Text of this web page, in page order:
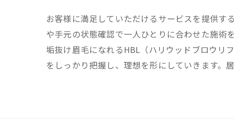
お客様に満足していただけるサービスを提供す
や手元の状態確認で一人ひとりに合わせた施術
垢抜け眉毛になれるHBL（ハリウッドブロウリ
をしっかり把握し、理想を形にしていきます。